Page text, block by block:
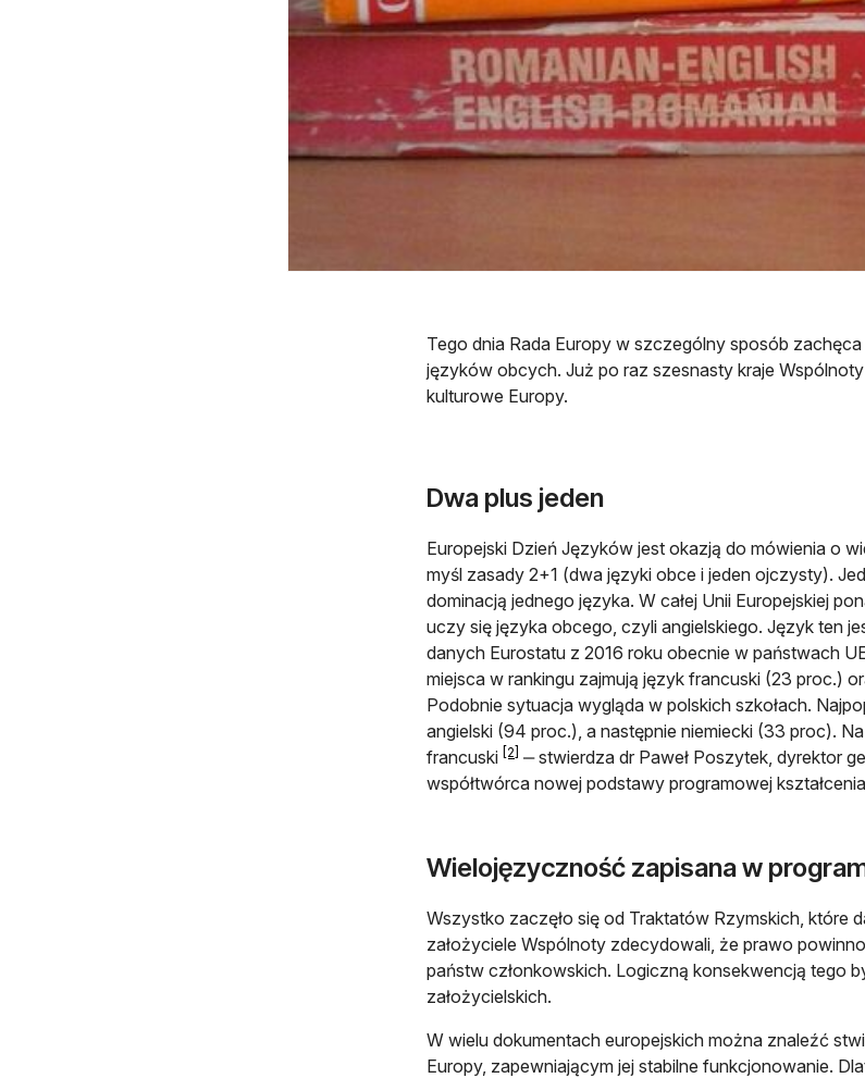
Tego dnia Rada Europy w szczególny sposób
języków obcych. Już po raz szesnasty kraje
kulturowe Europy.
Dwa plus jeden
Europejski Dzień Języków jest okazją do mówienia o
myśl zasady 2+1 (dwa języki obce i jeden ojczysty).
dominacją jednego języka. W całej Unii Europejskiej
uczy się języka obcego, czyli angielskiego. Język ten
danych Eurostatu z 2016 roku obecnie w państwach
miejsca w rankingu zajmują język francuski (23 proc.)
Podobnie sytuacja wygląda w polskich szkołach.
angielski (94 proc.), a następnie niemiecki (33 proc).
francuski [2] ‒ stwierdza dr Paweł Poszytek, dyrektor
współtwórca nowej podstawy programowej
Wielojęzyczność zapisana w
Wszystko zaczęło się od Traktatów Rzymskich, które
założyciele Wspólnoty zdecydowali, że prawo
państw członkowskich. Logiczną konsekwencją tego
założycielskich.
W wielu dokumentach europejskich można znaleźć
Europy, zapewniającym jej stabilne funkcjonowanie.